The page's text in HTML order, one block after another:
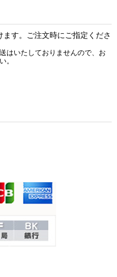
す。ご注文時にご指定くださ
はいたしておりませんので、お
。